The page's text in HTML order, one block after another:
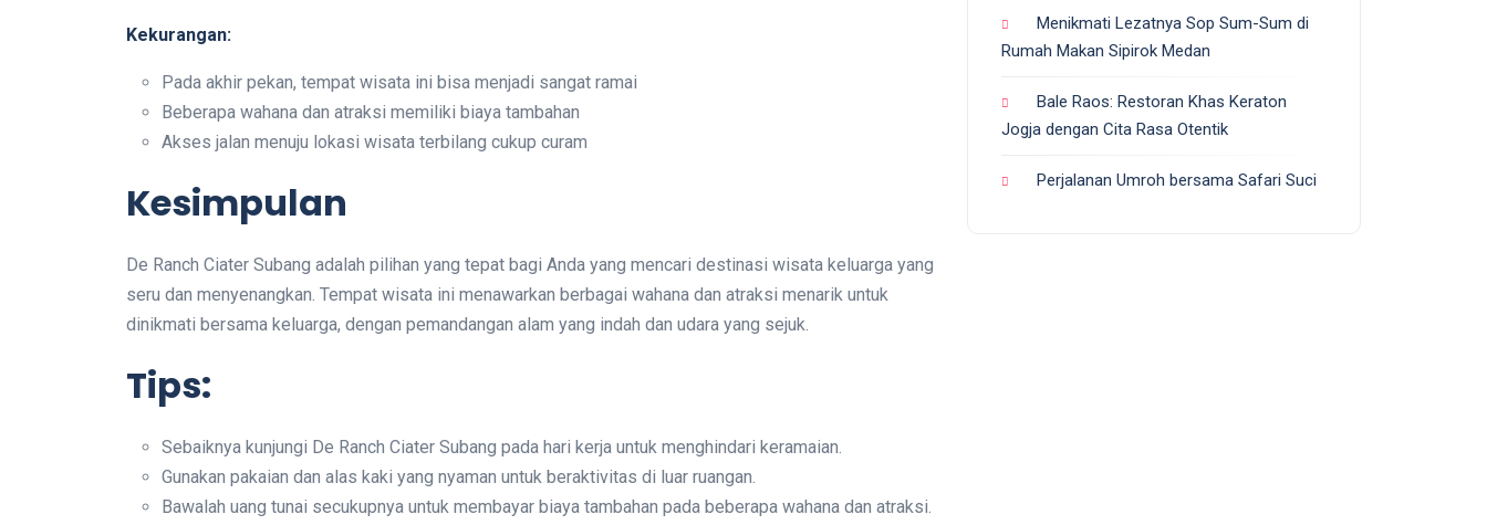
Kekurangan:
Pada akhir pekan, tempat wisata ini bisa menjadi sangat ramai
Beberapa wahana dan atraksi memiliki biaya tambahan
Akses jalan menuju lokasi wisata terbilang cukup curam
Kesimpulan
De Ranch Ciater Subang adalah pilihan yang tepat bagi Anda yang mencari destinasi wisata keluarga yang
seru dan menyenangkan. Tempat wisata ini menawarkan berbagai wahana dan atraksi menarik untuk
dinikmati bersama keluarga, dengan pemandangan alam yang indah dan udara yang sejuk.
Tips:
Sebaiknya kunjungi De Ranch Ciater Subang pada hari kerja untuk menghindari keramaian.
Gunakan pakaian dan alas kaki yang nyaman untuk beraktivitas di luar ruangan.
Bawalah uang tunai secukupnya untuk membayar biaya tambahan pada beberapa wahana dan atraksi.
Menikmati Lezatnya Sop Sum-Sum di
Rumah Makan Sipirok Medan
Bale Raos: Restoran Khas Keraton
Jogja dengan Cita Rasa Otentik
Perjalanan Umroh bersama Safari Suci